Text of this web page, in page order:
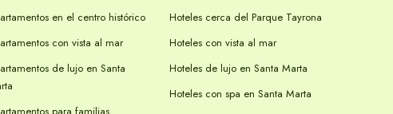
en el centro histórico
con vista al mar
de lujo en Santa
Hoteles cerca del Parque Tayrona
Hoteles con vista al mar
Hoteles de lujo en Santa Marta
Hoteles con spa en Santa Marta